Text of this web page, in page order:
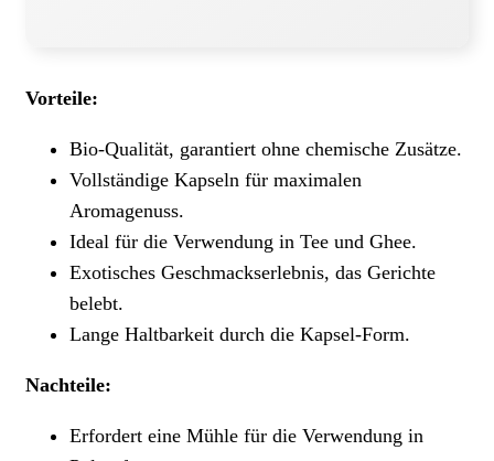
Vorteile:
Bio-Qualität, garantiert ohne chemische Zusätze.
Vollständige Kapseln für maximalen
Aromagenuss.
Ideal für die Verwendung in Tee und Ghee.
Exotisches Geschmackserlebnis, das Gerichte
belebt.
Lange Haltbarkeit durch die Kapsel-Form.
Nachteile:
Erfordert eine Mühle für die Verwendung in